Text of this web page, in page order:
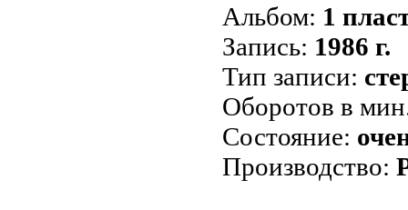
Альбом: 1
Запись: 1986 г.
Тип записи:
Оборотов в
Состояние:
Производство: